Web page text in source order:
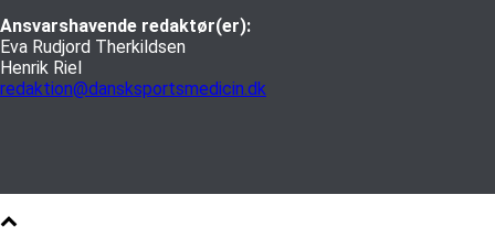
Ansvarshavende redaktør(er):
Eva Rudjord Therkildsen
Henrik Riel
redaktion@dansksportsmedicin.dk